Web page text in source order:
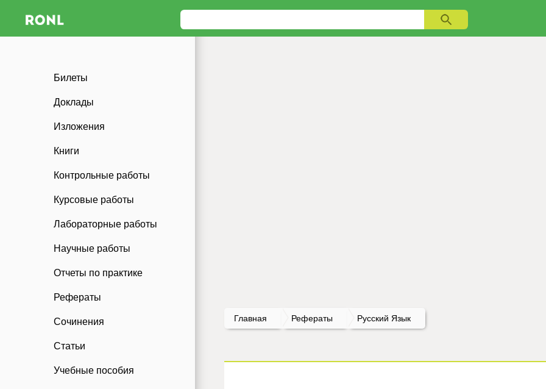
Билеты
Доклады
Изложения
Книги
Контрольные работы
Курсовые работы
Лабораторные работы
Научные работы
Отчеты по практике
Рефераты
Сочинения
Статьи
Учебные пособия
Главная Рефераты Русский Язык